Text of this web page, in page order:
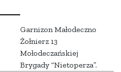
Garnizon Małodeczno
Żołnierz 13
Mołodeczańskiej
Brygady “Nietoperza”.